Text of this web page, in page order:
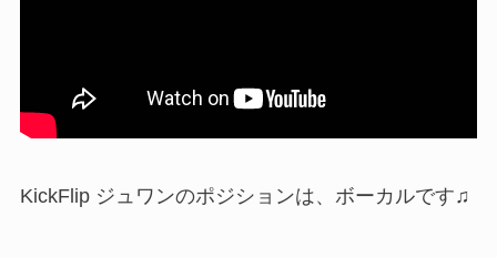
KickFlip ジュワンのポジションは、ボーカルです♫